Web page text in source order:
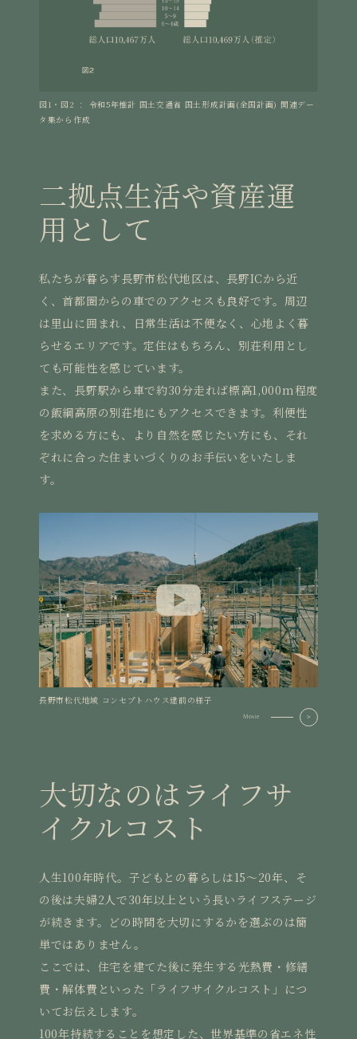
図1・図2 ： 令和5年推計 国土交通省 国土形成計画(全国計画) 関連デー
タ集から作成
二拠点生活や資産運
用として
私たちが暮らす長野市松代地区は、長野ICから近
く、首都圏からの車でのアクセスも良好です。周辺
は里山に囲まれ、日常生活は不便なく、心地よく暮
らせるエリアです。定住はもちろん、別荘利用とし
ても可能性を感じています。
また、長野駅から車で約30分走れば標高1,000m程度
の飯綱高原の別荘地にもアクセスできます。利便性
を求める方にも、より自然を感じたい方にも、それ
ぞれに合った住まいづくりのお手伝いをいたしま
す。
長野市松代地域 コンセプトハウス建前の様子
Movie
大切なのはライフサ
イクルコスト
人生100年時代。子どもとの暮らしは15〜20年、そ
の後は夫婦2人で30年以上という長いライフステージ
が続きます。どの時間を大切にするかを選ぶのは簡
単ではありません。
ここでは、住宅を建てた後に発生する光熱費・修繕
費・解体費といった「ライフサイクルコスト」につ
いてお伝えします。
100年持続することを想定した、世界基準の省エネ性